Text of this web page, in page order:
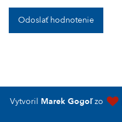
Odoslať hodnotenie
Vytvoril Marek Gogoľzo